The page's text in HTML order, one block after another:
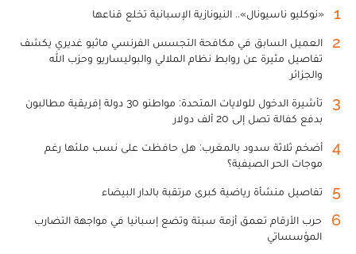
1 «نوكليو ناسيونال».. النيونازية الإسبانية تخلع قناعها
2
العميل السابق في مكافحة التجسس الفرنسي ماثيو غديري يكشف
تفاصيل مثيرة عن روابط نظام الملالي والبوليساريو وحزب الله
والجزائر
3
تأشيرة الدخول للولايات المتحدة: مواطنو 30 دولة إفريقية مطالبون
بدفع كفالة تصل إلى 20 ألف دولار
4
أضخم ثلاثة سدود بالمغرب: هل حافظت على نسب ملئها رغم
موجات الحر الصيفية؟
5 تفاصيل منشأة رياضية كبرى مرتقبة بالدار البيضاء
6
حرب الأرقام تعمق أزمة سبتة وتضع إسبانيا في مواجهة التضارب
المؤسساتي